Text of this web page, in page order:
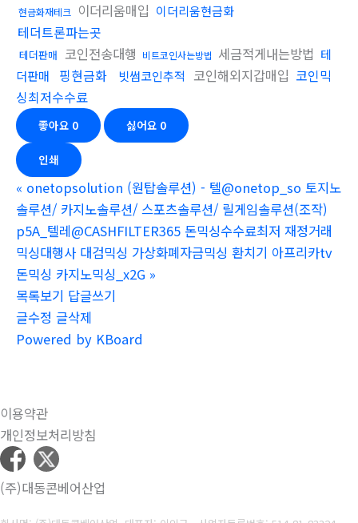
현금화재테크 이더리움매입 이더리움현금화
테더트론파는곳
테더판매 코인전송대행 비트코인사는방법 세금적게내는방법 테
더판매
핑현금화 빗썸코인추적 코인해외지갑매입 코인믹
싱최저수수료
좋아요 0 싫어요 0
인쇄
« onetopsolution (원탑솔루션) - 텔@onetop_so 토지노
솔루션/ 카지노솔루션/ 스포츠솔루션/ 릴게임솔루션(조작)
p5A_텔레@CASHFILTER365 돈믹싱수수료최저 재정거래
믹싱대행사 대검믹싱 가상화폐자금믹싱 환치기 아프리카tv
돈믹싱 카지노믹싱_x2G »
목록보기 답글쓰기
글수정 글삭제
Powered by KBoard
이용약관
개인정보처리방침
(주)대동콘베어산업